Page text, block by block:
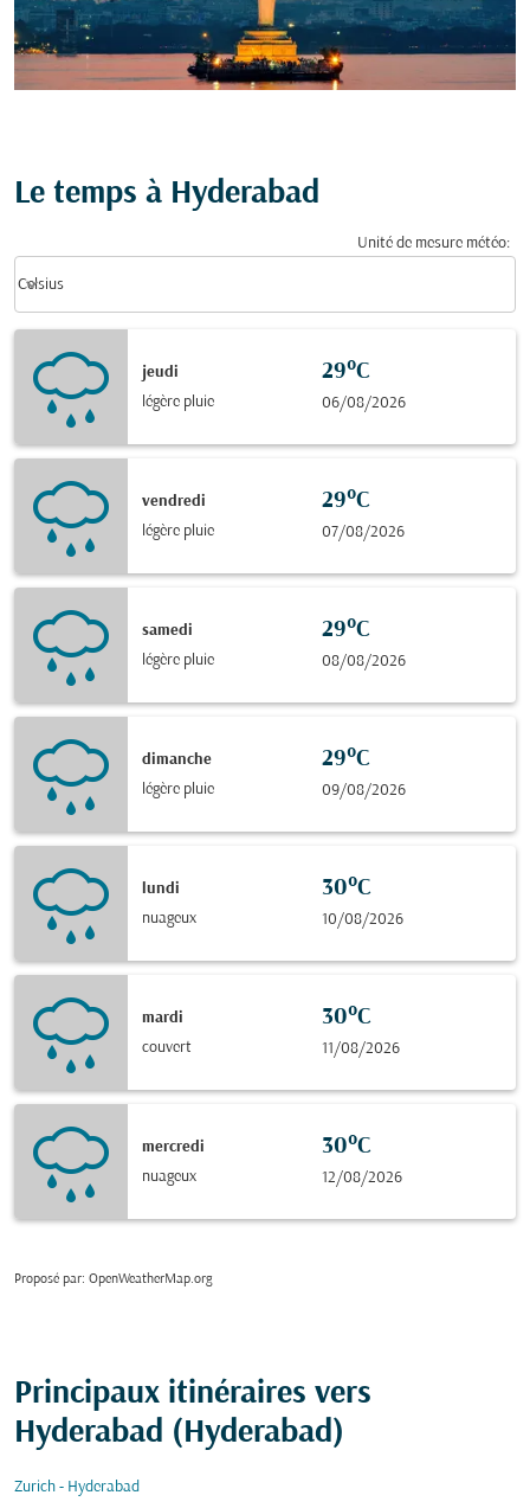
Le temps à Hyderabad
Unité de mesure météo:
Celsius
keyboard_arrow_down
jeudi
légère pluie
29°C
06/08/2026
vendredi
légère pluie
29°C
07/08/2026
samedi
légère pluie
29°C
08/08/2026
dimanche
légère pluie
29°C
09/08/2026
lundi
nuageux
30°C
10/08/2026
mardi
couvert
30°C
11/08/2026
mercredi
nuageux
30°C
12/08/2026
Proposé par: OpenWeatherMap.org
Principaux itinéraires vers
Hyderabad (Hyderabad)
Zurich - Hyderabad